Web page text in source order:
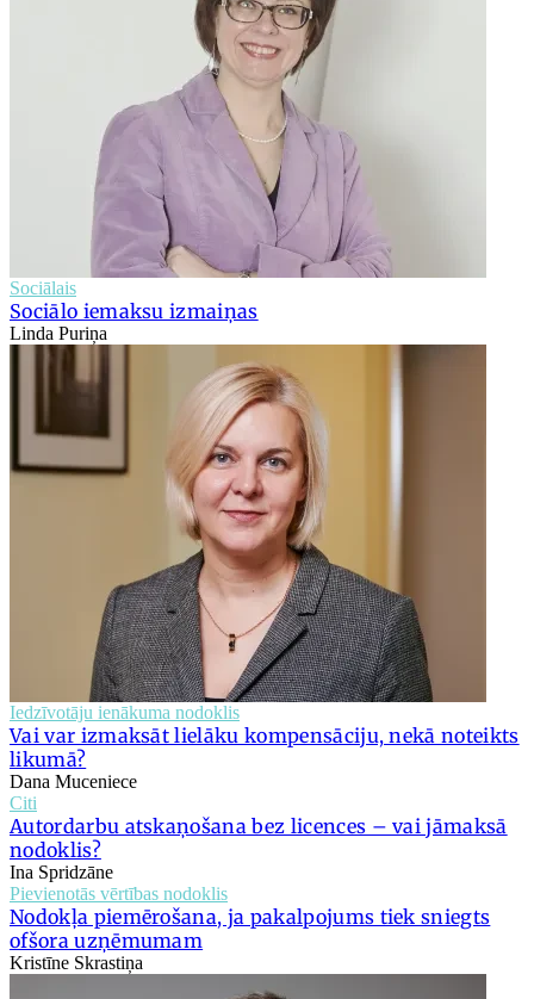
Sociālais
Sociālo iemaksu izmaiņas
Linda Puriņa
Iedzīvotāju ienākuma nodoklis
Vai var izmaksāt lielāku kompensāciju, nekā noteikts
likumā?
Dana Muceniece
Citi
Autordarbu atskaņošana bez licences – vai jāmaksā
nodoklis?
Ina Spridzāne
Pievienotās vērtības nodoklis
Nodokļa piemērošana, ja pakalpojums tiek sniegts
ofšora uzņēmumam
Kristīne Skrastiņa